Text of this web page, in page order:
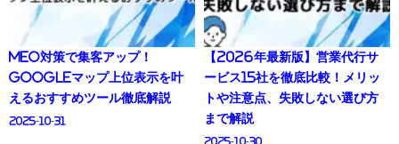
MEO対策で集客アップ！
Googleマップ上位表示を叶
えるおすすめツール徹底解説
2025-10-31
【2026年最新版】営業代行サ
ービス15社を徹底比較！メリッ
トや注意点、失敗しない選び方
まで解説
2025-10-30